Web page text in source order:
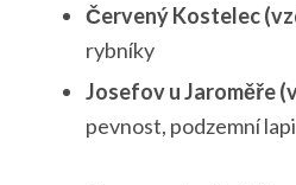
Červený Kostelec
rybníky
Josefov u Jaroměře
pevnost, podzemní